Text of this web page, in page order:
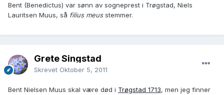
Bent (Benedictus) var sønn av sogneprest i Trøgstad, Niels
Lauritsen Muus, så filius meusstemmer.
Grete Singstad
Skrevet Oktober 5, 2011
Bent Nielsen Muus skal være død i Trøgstad 1713, men jeg finner